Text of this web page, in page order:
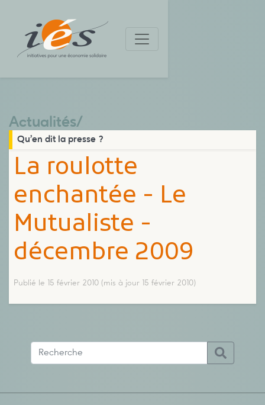
La roulotte
enchantée - Le
Mutualiste -
décembre 2009
Publié le 15 février 2010 (mis à jour 15 février 2010)
Actualités/
Qu’en dit la presse ?